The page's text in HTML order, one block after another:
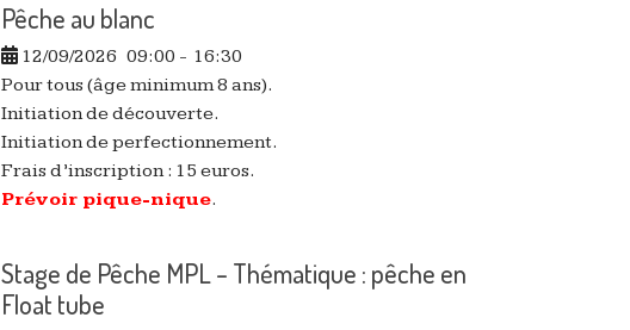
Pêche au blanc
12/09/2026 09:00 - 16:30
Pour tous (âge minimum 8 ans).
Initiation de découverte.
Initiation de perfectionnement.
Frais d’inscription : 15 euros.
Prévoir pique-nique.
Stage de Pêche MPL – Thématique : pêche en
Float tube